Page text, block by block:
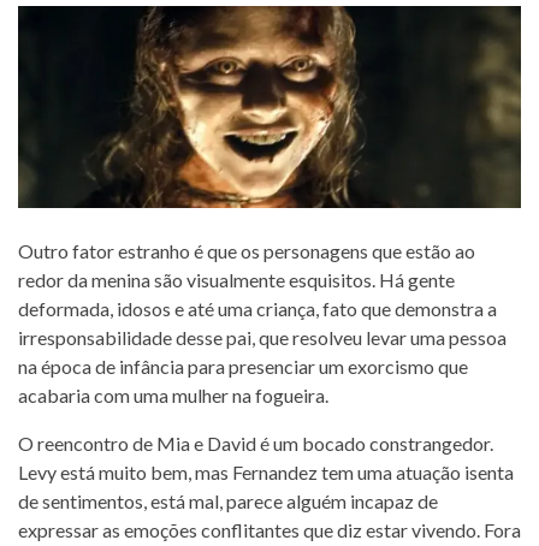
Outro fator estranho é que os personagens que estão ao
redor da menina são visualmente esquisitos. Há gente
deformada, idosos e até uma criança, fato que demonstra a
irresponsabilidade desse pai, que resolveu levar uma pessoa
na época de infância para presenciar um exorcismo que
acabaria com uma mulher na fogueira.
O reencontro de Mia e David é um bocado constrangedor.
Levy está muito bem, mas Fernandez tem uma atuação isenta
de sentimentos, está mal, parece alguém incapaz de
expressar as emoções conflitantes que diz estar vivendo. Fora